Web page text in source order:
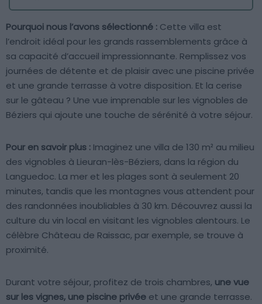
Pourquoi nous l’avons sélectionné : Cette villa est
l’endroit idéal pour les grands rassemblements grâce à
sa capacité d’accueil impressionnante. Remplissez vos
journées de détente et de plaisir avec une piscine privée
et une grande terrasse à votre disposition. Et la cerise
sur le gâteau ? Une vue imprenable sur les vignobles de
Béziers qui ajoute une touche de sérénité à votre séjour.
Pour en savoir plus : Imaginez une villa de 130 m² au milieu
des vignobles à Lieuran-lès-Béziers, dans la région du
Languedoc. La mer et les plages sont à seulement 20
minutes, tandis que les montagnes vous attendent pour
des randonnées inoubliables à 30 km. Découvrez aussi la
culture du vin local en visitant les vignobles alentours. Le
célèbre Château de Raissac, par exemple, se trouve à
proximité.
Durant votre séjour, profitez de trois chambres, une vue
sur les vignes, une piscine privée et une grande terrasse.